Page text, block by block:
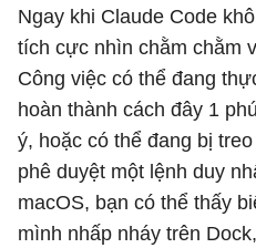
Ngay khi Claude Code
tích cực nhìn chằm chằm
Công việc có thể đang
hoàn thành cách đây 1
ý, hoặc có thể đang bị
phê duyệt một lệnh duy
macOS, bạn có thể thấy
mình nhấp nháy trên